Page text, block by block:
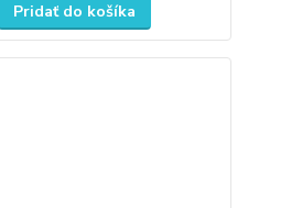
Pridať do košíka